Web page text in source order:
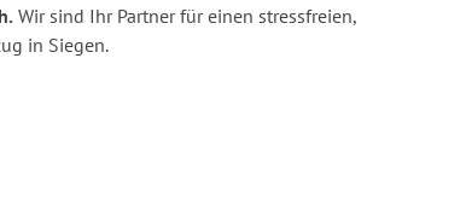
Wir sind Ihr Partner für einen stressfreien,
in Siegen.